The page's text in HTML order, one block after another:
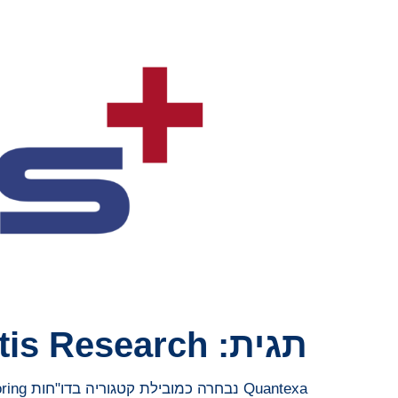
תגית: Research
Quantexa נבחרה כמובילת קטגוריה בדו"חות AML Transaction Monitoring ו- KYC Solutions ל- 2025 של Chartis Research